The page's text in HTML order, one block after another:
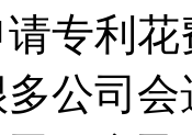
专利
公司